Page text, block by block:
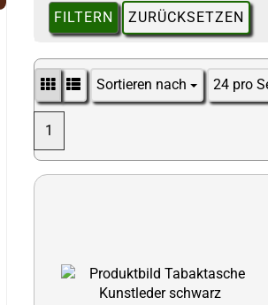
FILTERN ZURÜCKSETZEN
Sortieren nach
Sortieren nach 24 pro
pro
1